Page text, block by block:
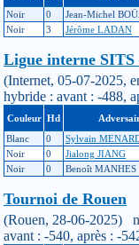
Noir
0 Jean-Michel
Noir
3 Jérôme LADAN
Ligue interne SITS
(Internet, 05-07-2025,
hybride : avant : -488,
Couleur Hd
Blanc
0 Sylvain
Noir
0 Jialong JIANG
Noir
0 Benoît MANHES
Tournoi de Rouen
(Rouen, 28-06-2025)
avant : -540, après : -